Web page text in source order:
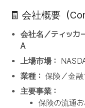
🧾 会社概要（
会社名／ティッカ
A
上場市場：
業種： 保険／金融
主要事業：
保険の流通